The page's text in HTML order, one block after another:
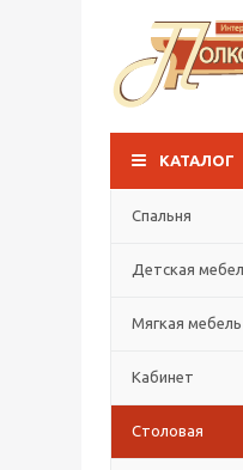
КАТАЛОГ
Спальня
Детская
Мягкая мебель
Кабинет
Столовая